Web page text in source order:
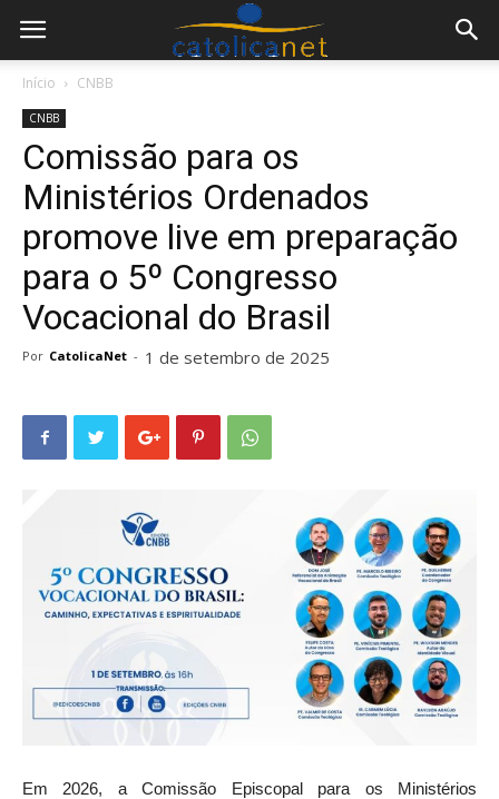
Início CNBB
CNBB
Comissão para os
Ministérios Ordenados
promove live em preparação
para o 5º Congresso
Vocacional do Brasil
Por CatolicaNet - 1 de setembro de 2025
Em 2026, a Comissão Episcopal para os Ministérios